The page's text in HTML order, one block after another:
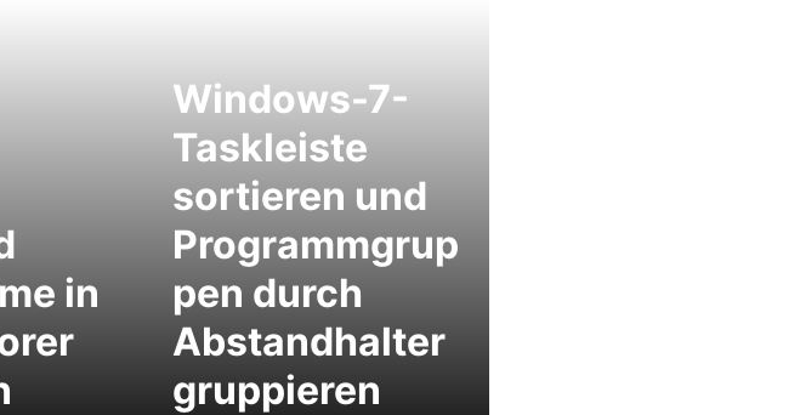
in
Windows-7-
Taskleiste
sortieren und
Programmgrup
pen durch
Abstandhalter
gruppieren